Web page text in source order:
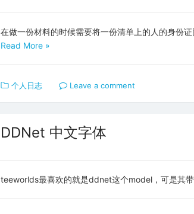
在做一份材料的时候需要将一份清单上的人的身份
Read More »
个人日志 Leave a comment
DDNet 中文字体
teeworlds最喜欢的就是ddnet这个model，可是其